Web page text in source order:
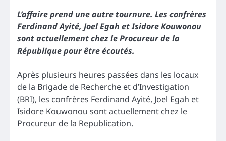
L’affaire prend une autre tournure. Les confrères
Ferdinand Ayité, Joel Egah et Isidore Kouwonou
sont actuellement chez le Procureur de la
République pour être écoutés.
Après plusieurs heures passées dans les locaux
de la Brigade de Recherche et d’Investigation
(BRI), les confrères Ferdinand Ayité, Joel Egah et
Isidore Kouwonou sont actuellement chez le
Procureur de la Republication.